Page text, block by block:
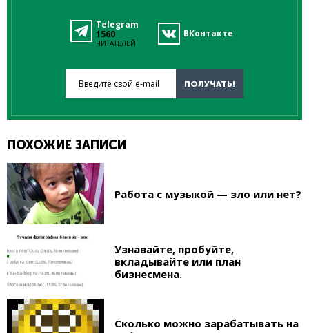
Telegram
1560
ЧИТАТЕЛЕЙ
ВКонтакте
ПОЛУЧАТЬ!
ПОХОЖИЕ ЗАПИСИ
Работа с музыкой — зло или нет?
Узнавайте, пробуйте,
вкладывайте или план
бизнесмена.
Сколько можно зарабатывать на